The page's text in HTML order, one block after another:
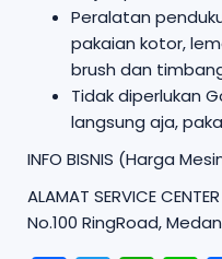
Peralatan
pakaian kotor,
brush dan
Tidak diperlukan
langsung aja,
INFO BISNIS (Harga
ALAMAT SERVICE
No.100 RingRoad, Medan